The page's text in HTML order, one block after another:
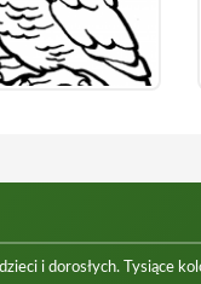
i dorosłych. Tysiące